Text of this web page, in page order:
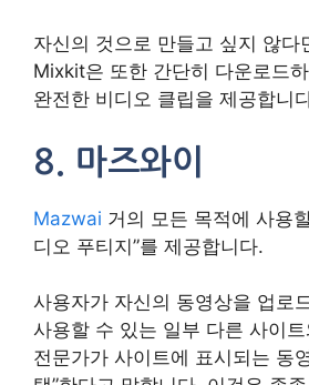
자신의 것으로 만들고 싶지 않다
Mixkit은 또한 간단히 다운로드
완전한 비디오 클립을 제공합니
8. 마즈와이
Mazwai 거의 모든 목적에 사용
디오 푸티지”를 제공합니다.
사용자가 자신의 동영상을 업로
사용할 수 있는 일부 다른 사이
전문가가 사이트에 표시되는 동